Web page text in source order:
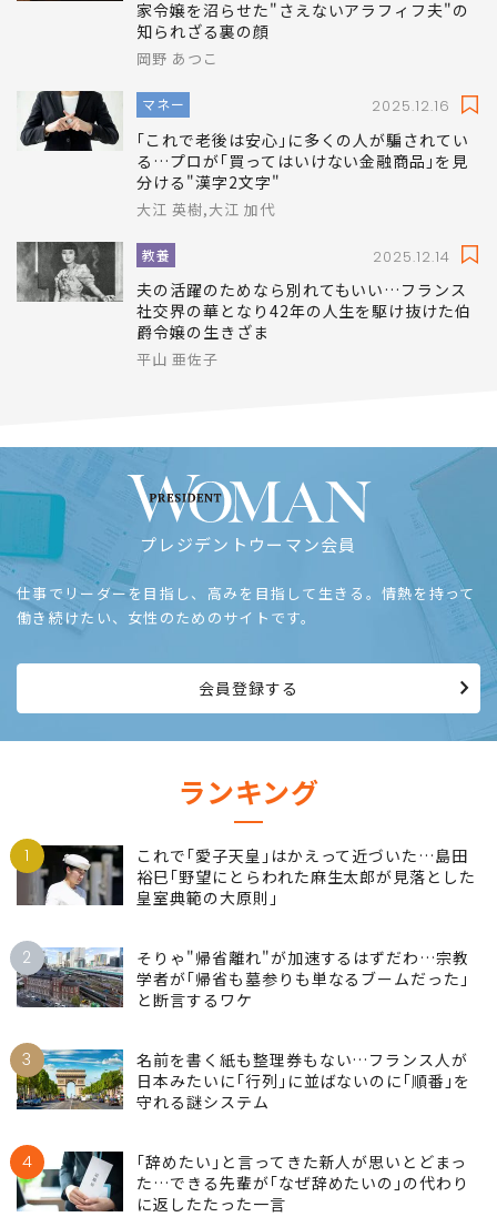
家令嬢を沼らせた"さえないアラフィフ夫"の
知られざる裏の顔
岡野 あつこ
マネー 2025.12.16
｢これで老後は安心｣に多くの人が騙されてい
る…プロが｢買ってはいけない金融商品｣を見
分ける"漢字2文字"
大江 英樹,大江 加代
教養 2025.12.14
夫の活躍のためなら別れてもいい…フランス
社交界の華となり42年の人生を駆け抜けた伯
爵令嬢の生きざま
平山 亜佐子
プレジデントウーマン会員
仕事でリーダーを目指し、高みを目指して生きる。情熱を持って
働き続けたい、女性のためのサイトです。
会員登録する
ランキング
1
これで｢愛子天皇｣はかえって近づいた…島田
裕巳｢野望にとらわれた麻生太郎が見落とした
皇室典範の大原則｣
2
そりゃ"帰省離れ"が加速するはずだわ…宗教
学者が｢帰省も墓参りも単なるブームだった｣
と断言するワケ
3
名前を書く紙も整理券もない…フランス人が
日本みたいに｢行列｣に並ばないのに｢順番｣を
守れる謎システム
4
｢辞めたい｣と言ってきた新人が思いとどまっ
た…できる先輩が｢なぜ辞めたいの｣の代わり
に返したたった一言